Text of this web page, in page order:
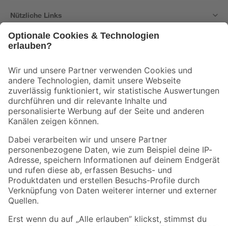
Nützliche Links
Der toom Newsletter: Keine Angebote und Aktionen mehr verpassen!
Zur Newsletter Anmeldung
Folge uns
Zahlungsarten Versandarten
Sicher einkaufen